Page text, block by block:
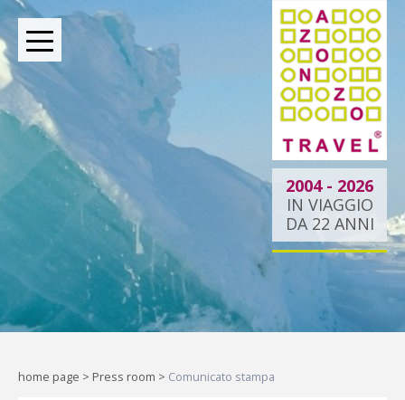
2004 - 2026
IN VIAGGIO
DA 22 ANNI
BOUTIQUE TOUR OPERATOR INDIPENDENTE DAL
2004
Dietro ogni viaggio ci
siamo noi.
Indipendenti per scelta, al tuo
fianco per passione.
home page > Press room > Comunicato stampa